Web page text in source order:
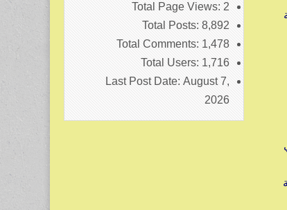
Total Page Views: 2
Total Posts: 8,892
Total Comments: 1,478
Total Users: 1,716
Last Post Date: August 7,
2026